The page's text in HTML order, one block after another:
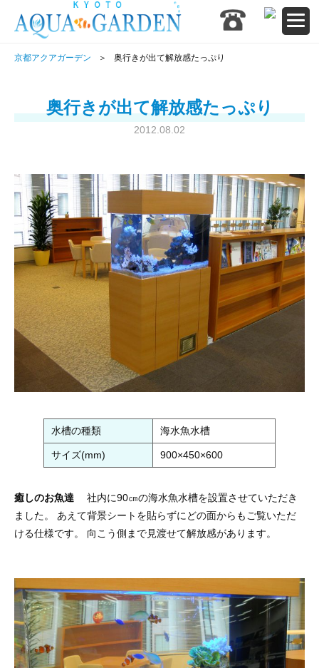
京都アクアガーデン 奥行きが出て解放感たっぷり
奥行きが出て解放感たっぷり
2012.08.02
水槽の種類 海水魚水槽
サイズ(mm) 900×450×600
癒しのお魚達
社内に90㎝の海水魚水槽を設置させていただき
ました。 あえて背景シートを貼らずにどの面からもご覧いただ
ける仕様です。 向こう側まで見渡せて解放感があります。